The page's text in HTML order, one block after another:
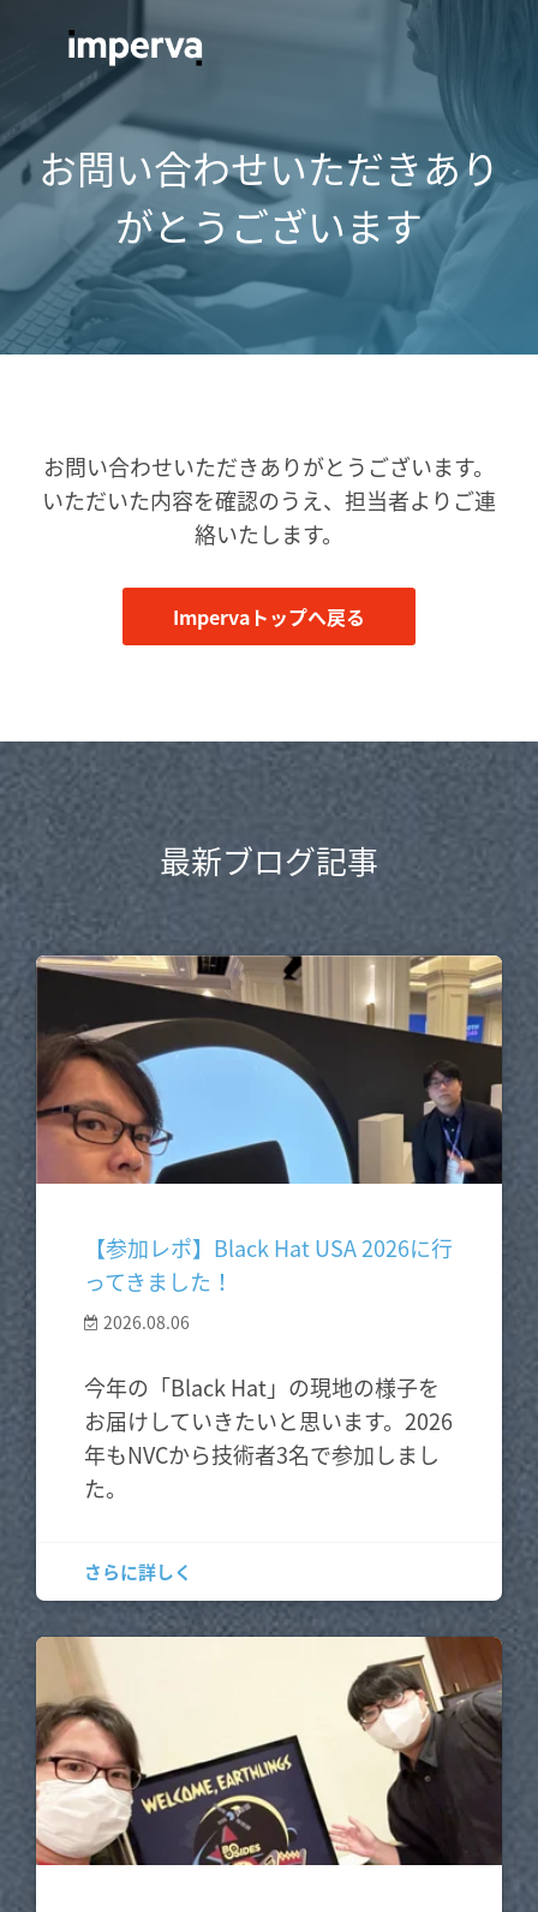
お問い合わせいただきあり
がとうございます
お問い合わせいただきありがとうございます。
いただいた内容を確認のうえ、担当者よりご連
絡いたします。
Impervaトップへ戻る
最新ブログ記事
【参加レポ】Black Hat USA 2026に行
ってきました！
2026.08.06
今年の「Black Hat」の現地の様子を
お届けしていきたいと思います。2026
年もNVCから技術者3名で参加しまし
た。
さらに詳しく